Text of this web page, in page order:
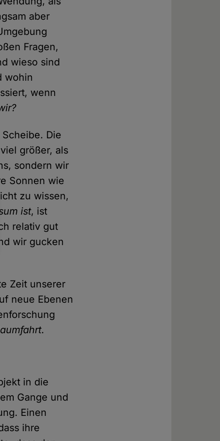
aber
Fragen,
wieso sind
wohin
wenn
Die
größer, als
sondern wir
Sonnen wie
zu wissen,
ist, ist
relativ gut
wir gucken
Zeit unserer
neue Ebenen
.
in die
Gange und
Einen
ihre